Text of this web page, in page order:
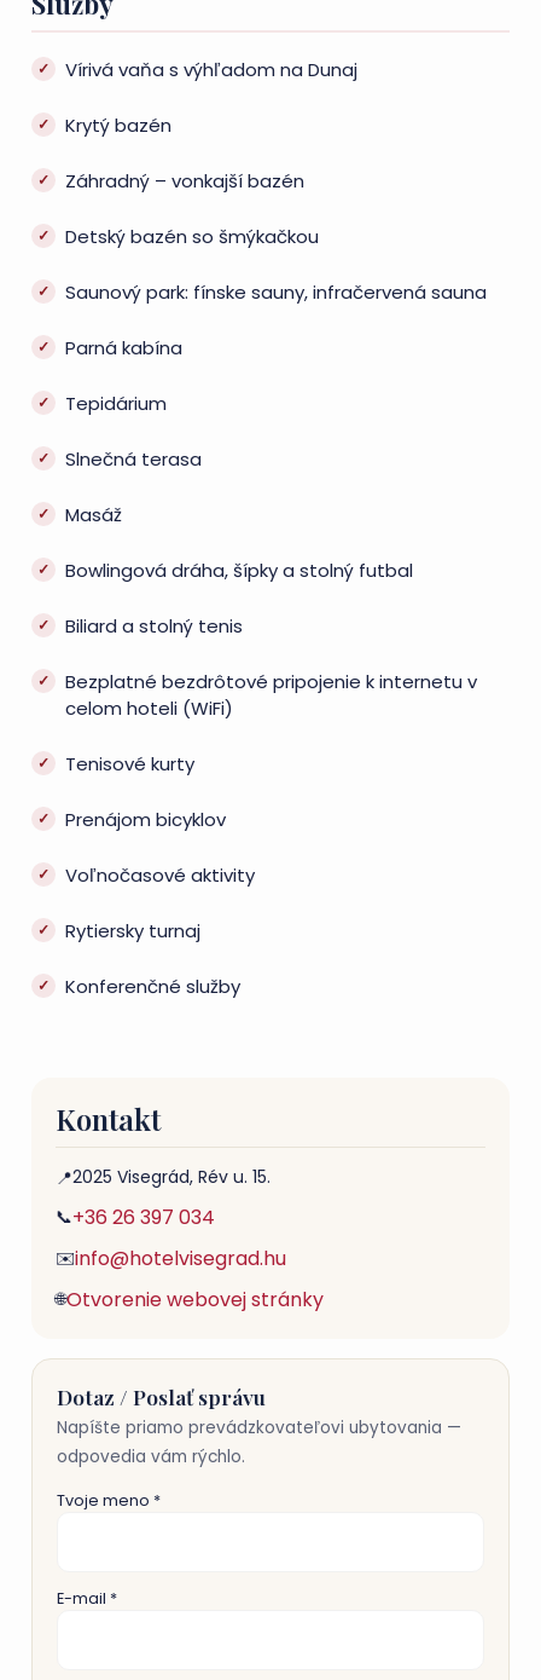
Vírivá vaňa s výhľadom na Dunaj
Krytý bazén
Záhradný – vonkajší bazén
Detský bazén so šmýkačkou
Saunový park: fínske sauny, infračervená sauna
Parná kabína
Tepidárium
Slnečná terasa
Masáž
Bowlingová dráha, šípky a stolný futbal
Biliard a stolný tenis
Bezplatné bezdrôtové pripojenie k internetu v
celom hoteli (WiFi)
Tenisové kurty
Prenájom bicyklov
Voľnočasové aktivity
Rytiersky turnaj
Konferenčné služby
Kontakt
📍2025 Visegrád, Rév u. 15.
📞+36 26 397 034
✉️info@hotelvisegrad.hu
🌐Otvorenie webovej stránky
Dotaz / Poslať správu
Napíšte priamo prevádzkovateľovi ubytovania —
odpovedia vám rýchlo.
Tvoje meno *
E-mail *